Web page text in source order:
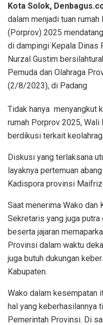
Kota Solok,
dalam menjadi tuan
(Porprov) 2025
di dampingi Kepala Dinas
Nurzal Gustim
Pemuda dan Olahraga
(2/8/2023), di Padang
Tidak hanya menyangkut
rumah Porprov 2025, Wali
berdikusi terkait
Diskusi yang terlaksana
layaknya pertemuan
Kadispora provinsi
Saat menerima Wako
Sekretaris yang juga
beserta jajaran
Provinsi dalam waktu
juga butuh dukungan
Kabupaten.
Wako dalam kesempatan
hal yang keberhasilannya
Pemerintah Provinsi. Di